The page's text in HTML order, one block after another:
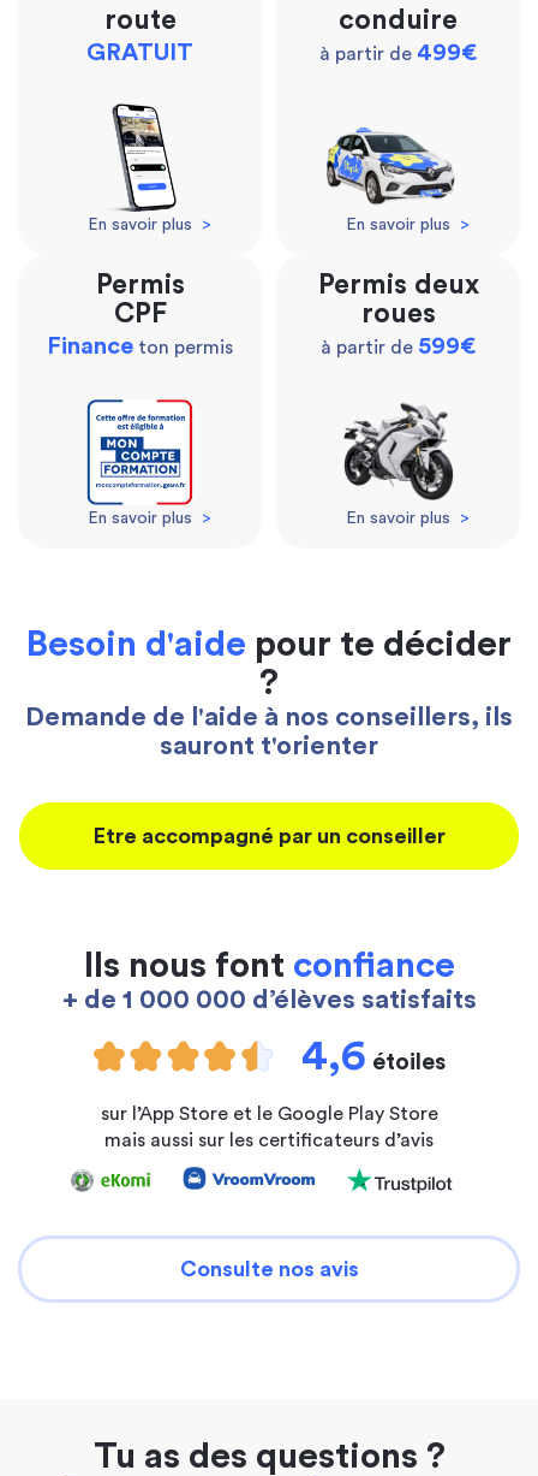
route
GRATUIT
En savoir plus >
conduire
à partir de 499€
En savoir plus >
Permis
CPF
Finance ton permis
En savoir plus >
Permis deux
roues
à partir de 599€
En savoir plus >
Besoin d'aide pour te décider
?
Demande de l'aide à nos conseillers, ils
sauront t'orienter
Etre accompagné par un conseiller
Ils nous font confiance
+ de 1 000 000 d’élèves satisfaits
4,6 étoiles
sur l’App Store et le Google Play Store
mais aussi sur les certificateurs d’avis
Consulte nos avis
Tu as des questions ?